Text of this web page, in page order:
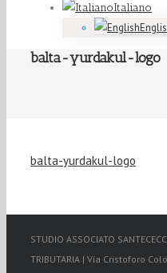
Italiano
balta-yurdakul-logo
balta-yurdakul-logo
STUDIO ASSOCIATO
TRIBUTARIA | Via Cristoforo